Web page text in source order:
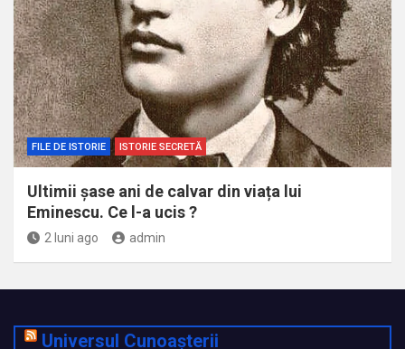
FILE DE ISTORIE ISTORIE SECRETĂ
Ultimii șase ani de calvar din viața lui
Eminescu. Ce l-a ucis ?
2 luni ago admin
Universul Cunoașterii